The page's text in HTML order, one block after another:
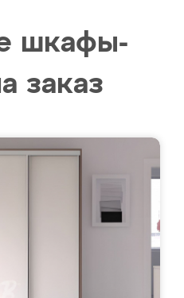
шкафы-
заказ